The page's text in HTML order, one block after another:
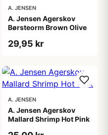
A. JENSEN
A. Jensen Agerskov
Børsteorm Brown Olive
29,95 kr
A. JENSEN
A. Jensen Agerskov
Mallard Shrimp Hot Pink